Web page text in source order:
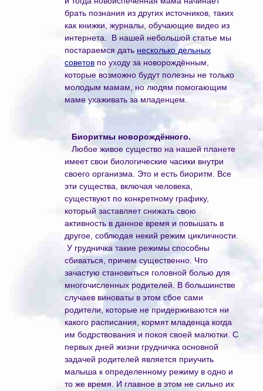
брать познания из других источников, таких
как книжки, журналы, обучающие видео из
интернета. В нашей небольшой статье мы
постараемся дать несколько дельных
советов по уходу за новорождённым,
которые возможно будут полезны не только
молодым мамам, но людям помогающим
маме ухаживать за младенцем.
Биоритмы новорождённого.
Любое живое существо на нашей планете
имеет свои биологические часики внутри
своего организма. Это и есть биоритм. Все
эти существа, включая человека,
существуют по конкретному графику,
который заставляет снижать свою
активность в данное время и повышать в
другое, соблюдая некий режим цикличности.
У грудничка такие режимы способны
сбиваться, причем существенно. Что
зачастую становиться головной болью для
многочисленных родителей. В большинстве
случаев виноваты в этом сбое сами
родители, которые не придерживаются ни
какого расписания, кормят младенца когда
им бодрствования и покоя своей малютки. С
первых дней жизни грудничка основной
задачей родителей является приучить
малыша к определенному режиму в одно и
то же время. И главное в этом не сильно их